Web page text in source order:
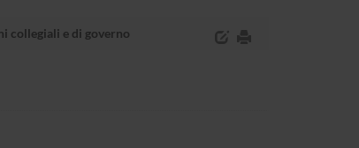
collegiali e di governo